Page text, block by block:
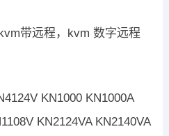
带远程，kvm 数字远程
KN1000 KN1000A
KN2124VA KN2140VA